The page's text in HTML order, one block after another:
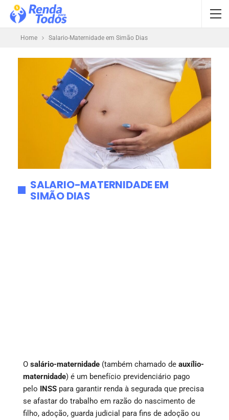
Home Salario-Maternidade em Simão Dias
SALARIO-MATERNIDADE EM
SIMÃO DIAS
O salário-maternidade (também chamado de auxílio-
maternidade) é um benefício previdenciário pago
pelo INSS para garantir renda à segurada que precisa
se afastar do trabalho em razão do nascimento de
filho, adoção, guarda judicial para fins de adoção ou